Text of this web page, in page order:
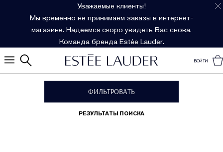
Уважаемые клиенты!
Мы временно не принимаем заказы в интернет-
магазине. Надеемся скоро увидеть Вас снова.
Команда бренда Estée Lauder.
ВОЙТИ
ФИЛЬТРОВАТЬ
РЕЗУЛЬТАТЫ ПОИСКА